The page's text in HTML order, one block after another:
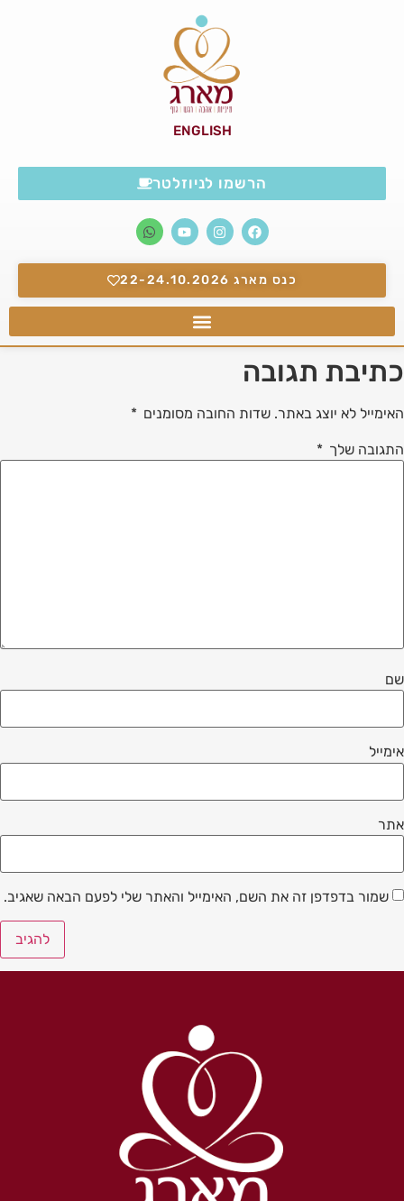
כנס מארג 22-24.10.2026
הרשמו לניוזלטר
ENGLISH
כתיבת תגובה
האימייל לא יוצג באתר. שדות החובה מסומנים *
התגובה שלך *
שם
אימייל
אתר
שמור בדפדפן זה את השם, האימייל והאתר שלי לפעם הבאה שאגיב.